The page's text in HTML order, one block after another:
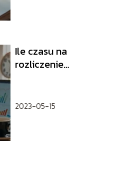
Ile czasu na
rozliczenie
2023-05-15